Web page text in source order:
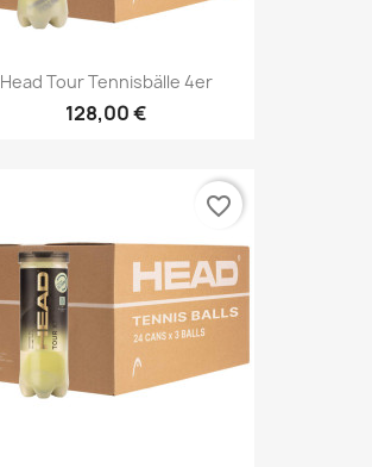
Head Tour Tennisbälle 4er
128,00 €
favorite_border